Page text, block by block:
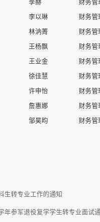
李赫 财务管
李以琳 财务管
林汭菁 财务管
王杨飘 财务管
王业金 财务管
徐佳慧 财务管
许申怡 财务管
詹惠娜 财务管
邹昊昀 财务管
经济与
生转专业工作的通知
年参军退役复学学生转专业面试